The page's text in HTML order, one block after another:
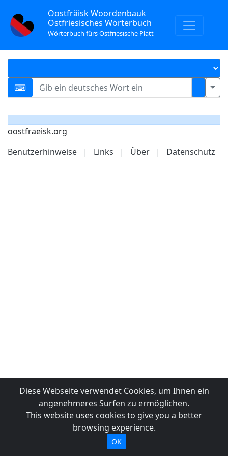
Oostfräisk Woordenbauk
Ostfriesisches Wörterbuch
Wörterbuch fürs Ostfriesische Platt
oostfraeisk.org
Benutzerhinweise
| Links | Über | Datenschutz
Diese Webseite verwendet Cookies, um Ihnen ein
angenehmeres Surfen zu ermöglichen.
This website uses cookies to give you a better
browsing experience.
OK